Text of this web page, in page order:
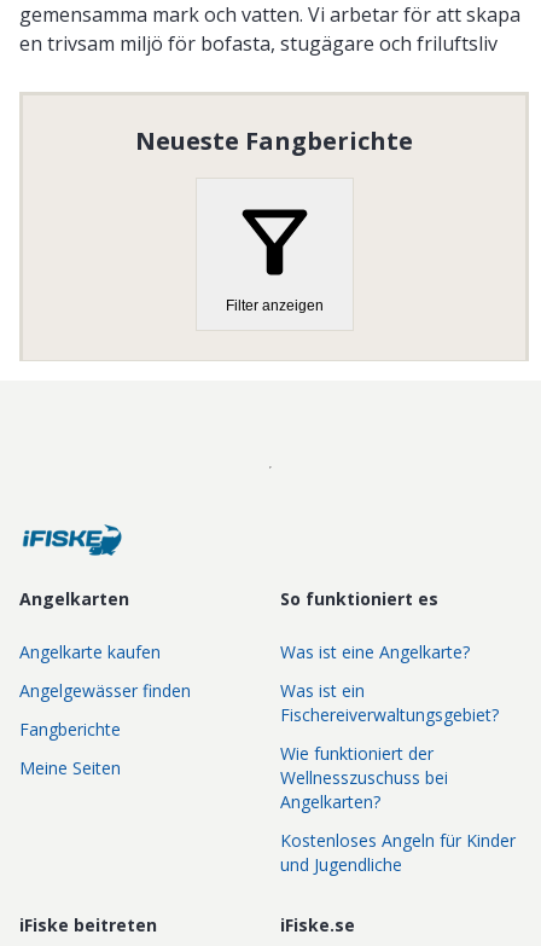
gemensamma mark och vatten. Vi arbetar för att skapa
en trivsam miljö för bofasta, stugägare och friluftsliv
Organisationsnummer:716465-5156
Neueste Fangberichte
Filter anzeigen
Angelkarten
Angelkarte kaufen
Angelgewässer finden
Fangberichte
Meine Seiten
So funktioniert es
Was ist eine Angelkarte?
Was ist ein
Fischereiverwaltungsgebiet?
Wie funktioniert der
Wellnesszuschuss bei
Angelkarten?
Kostenloses Angeln für Kinder
und Jugendliche
iFiske beitreten iFiske.se